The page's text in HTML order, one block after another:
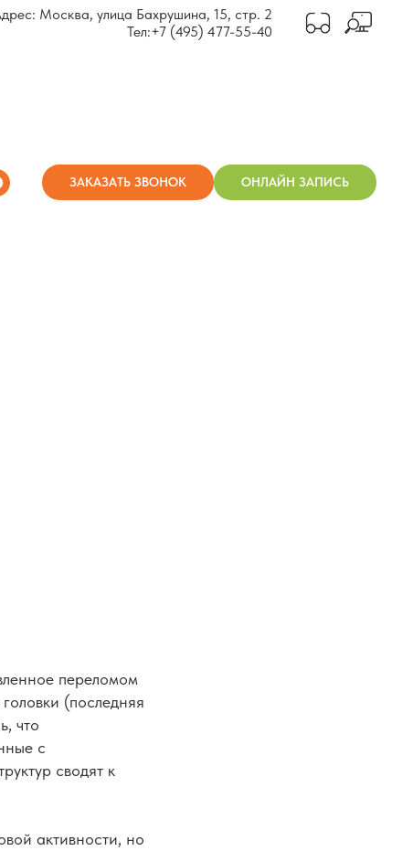
Москва, улица Бахрушина, 15, стр. 2
Тел:+7 (495) 477-55-40
ЗАКАЗАТЬ ЗВОНОК ОНЛАЙН ЗАПИСЬ
переломом
(последняя
что
с
сводят к
активности, но